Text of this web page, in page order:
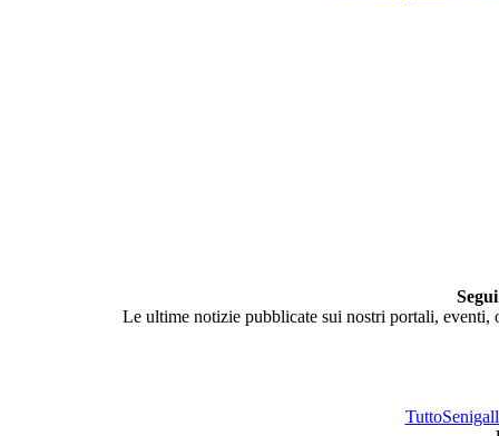
Le ultime notizie pubblicate sui nostri portali,